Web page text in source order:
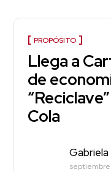
PROPÓSITO
Llega a
de
Cola
Gabriela
septiembre